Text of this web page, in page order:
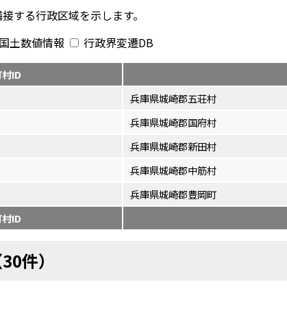
する行政区域を示します。
国土数値情報 行政界変遷DB
ID
兵庫県城崎郡五荘村
兵庫県城崎郡国府村
兵庫県城崎郡新田村
兵庫県城崎郡中筋村
兵庫県城崎郡豊岡町
ID
件）